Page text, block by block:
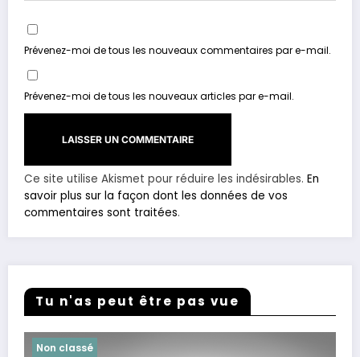
Prévenez-moi de tous les nouveaux commentaires par e-mail.
Prévenez-moi de tous les nouveaux articles par e-mail.
Ce site utilise Akismet pour réduire les indésirables. En
savoir plus sur la façon dont les données de vos
commentaires sont traitées.
Tu n'as peut être pas vue
Non classé